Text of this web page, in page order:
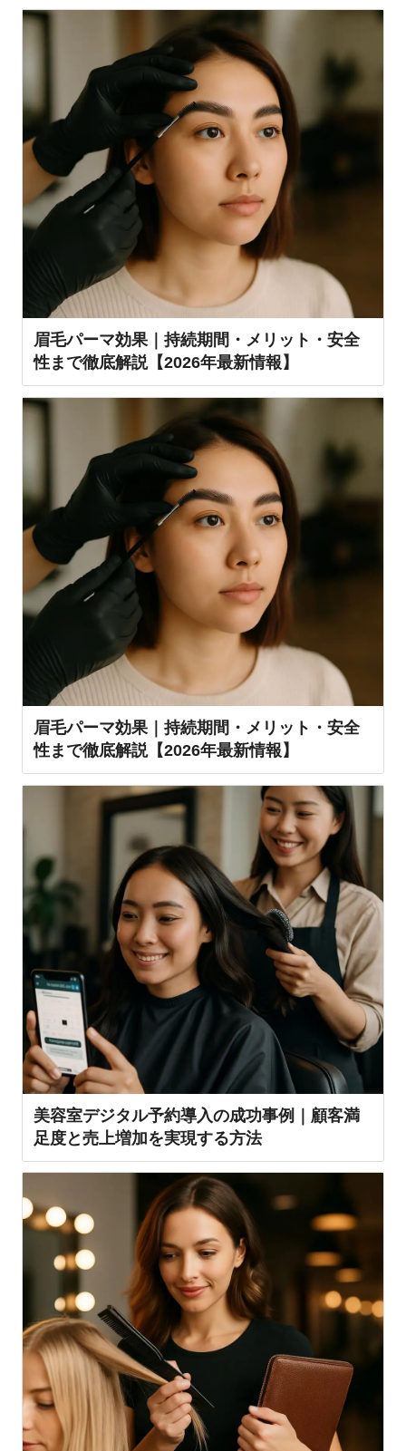
眉毛パーマ効果｜持続期間・メリット・安全
性まで徹底解説【2026年最新情報】
眉毛パーマ効果｜持続期間・メリット・安全
性まで徹底解説【2026年最新情報】
美容室デジタル予約導入の成功事例｜顧客満
足度と売上増加を実現する方法